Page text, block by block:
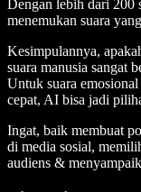
Dengan lebih dari 200
menemukan suara
Kesimpulannya,
suara manusia sangat
Untuk suara
cepat, AI bisa jadi
Ingat, baik membuat
di media sosial,
audiens &